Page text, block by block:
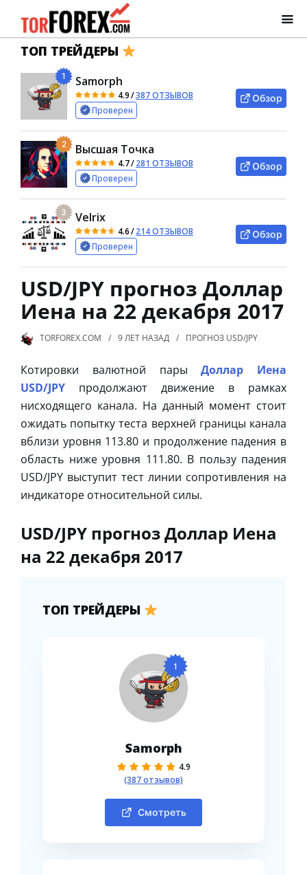
ТОП ТРЕЙДЕРЫ
1 Samorph
4.9/387 ОТЗЫВОВ
Проверен
Обзор
2 Высшая Точка
4.7/281 ОТЗЫВОВ
Проверен
Обзор
3 Velrix
4.6/214 ОТЗЫВОВ
Проверен
Обзор
USD/JPY прогноз Доллар
Иена на 22 декабря 2017
TORFOREX.COM 9 ЛЕТ НАЗАД ПРОГНОЗ USD/JPY
Котировки валютной парыДоллар Иена
USD/JPY продолжают движение в рамках
нисходящего канала. На данный момент стоит
ожидать попытку теста верхней границы канала
вблизи уровня 113.80 и продолжение падения в
область ниже уровня 111.80. В пользу падения
USD/JPY выступит тест линии сопротивления на
индикаторе относительной силы.
USD/JPY прогноз Доллар Иена
на 22 декабря 2017
ТОП ТРЕЙДЕРЫ
1
Samorph
4.9
(387 отзывов)
Смотреть